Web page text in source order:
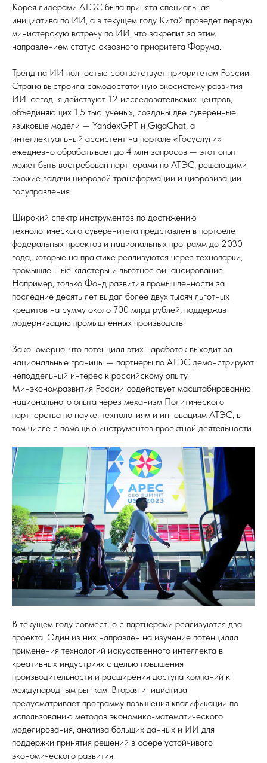
Корея лидерами АТЭС была принята специальная
инициатива по ИИ, а в текущем году Китай проведет первую
министерскую встречу по ИИ, что закрепит за этим
направлением статус сквозного приоритета Форума.
Тренд на ИИ полностью соответствует приоритетам России.
Страна выстроила самодостаточную экосистему развития
ИИ: сегодня действуют 12 исследовательских центров,
объединяющих 1,5 тыс. ученых, созданы две суверенные
языковые модели — YandexGPT и GigaChat, а
интеллектуальный ассистент на портале «Госуслуги»
ежедневно обрабатывает до 4 млн запросов — этот опыт
может быть востребован партнерами по АТЭС, решающими
схожие задачи цифровой трансформации и цифровизации
госуправления.
Широкий спектр инструментов по достижению
технологического суверенитета представлен в портфеле
федеральных проектов и национальных программ до 2030
года, которые на практике реализуются через технопарки,
промышленные кластеры и льготное финансирование.
Например, только Фонд развития промышленности за
последние десять лет выдал более двух тысяч льготных
кредитов на сумму около 700 млрд рублей, поддержав
модернизацию промышленных производств.
Закономерно, что потенциал этих наработок выходит за
национальные границы — партнеры по АТЭС демонстрируют
неподдельный интерес к российскому опыту.
Минэкономразвития России содействует масштабированию
национального опыта через механизм Политического
партнерства по науке, технологиям и инновациям АТЭС, в
том числе с помощью инструментов проектной деятельности.
В текущем году совместно с партнерами реализуются два
проекта. Один из них направлен на изучение потенциала
применения технологий искусственного интеллекта в
креативных индустриях с целью повышения
производительности и расширения доступа компаний к
международным рынкам. Вторая инициатива
предусматривает программу повышения квалификации по
использованию методов экономико-математического
моделирования, анализа больших данных и ИИ для
поддержки принятия решений в сфере устойчивого
экономического развития.